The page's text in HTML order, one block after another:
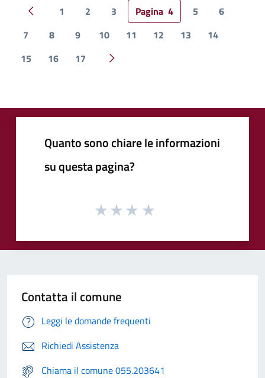
Pagina precedente
1 2 3 Pagina 4 5
6
7
8 9 10 11 12 13
14
15
16 17 Pagina successiva
Quanto sono chiare le informazioni
su questa pagina?
Contatta il comune
Leggi le domande frequenti
Richiedi Assistenza
Chiama il comune 055.203641